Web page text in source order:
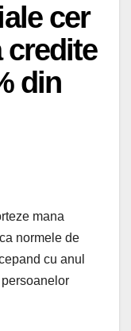
cer
credite
din
mana
normele de
cu anul